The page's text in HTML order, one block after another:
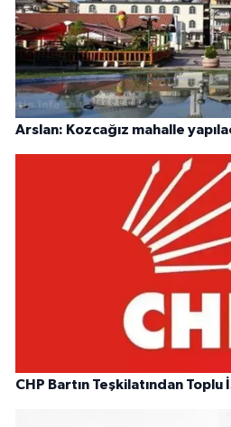
Arslan: Kozcağız mahalle
CHP Bartın Teşkilatından Toplu